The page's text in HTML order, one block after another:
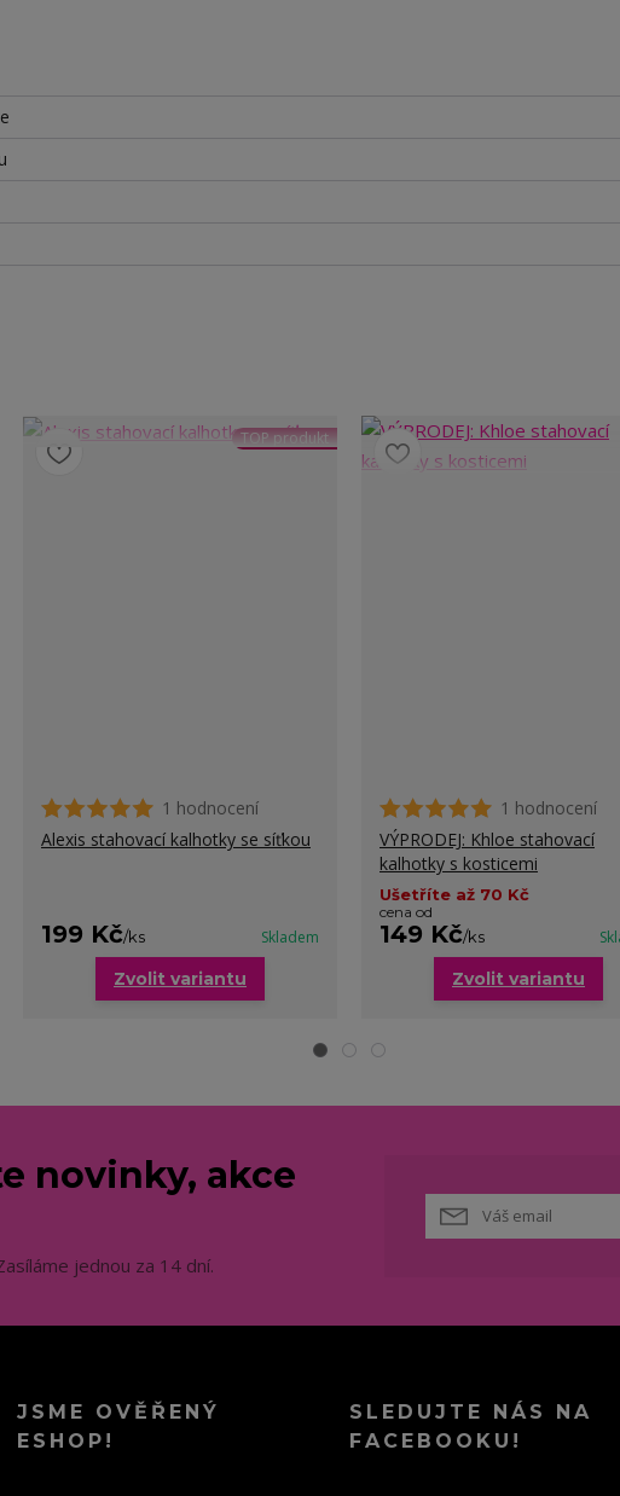
TOP produkt
1 hodnocení
Alexis stahovací kalhotky se síťkou
199 Kč/ks Skladem
Zvolit variantu
1 hodnocení
VÝPRODEJ: Khloe stahovací
kalhotky s kosticemi
Ušetříte až 70 Kč
cena od
149 Kč/ks
Zvolit variantu
novinky, akce
jednou za 14 dní.
JSME OVĚŘENÝ
ESHOP!
SLEDUJTE NÁS NA
FACEBOOKU!